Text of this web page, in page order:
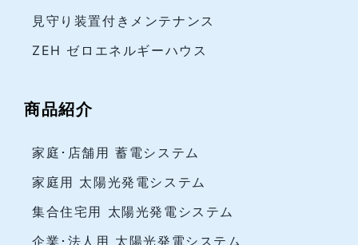
見守り装置付きメンテナンス
ZEH ゼロエネルギーハウス
商品紹介
家庭･店舗用 蓄電システム
家庭用 太陽光発電システム
集合住宅用 太陽光発電システム
企業･法人用 太陽光発電システム